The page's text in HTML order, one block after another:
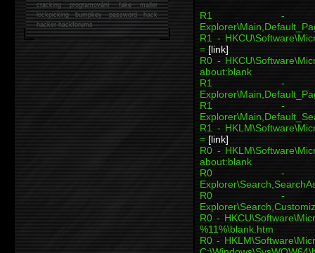
R1 -
R1 -
= [link]
R0 -
about:blank
R1 -
R1 -
R1 -
= [link]
R0 -
about:blank
R0 -
R0 -
R0 -
%11%\blank.htm
R0 -
cracking programování fake mailer
lockpicking bumpkey password hack
hackerhackforums